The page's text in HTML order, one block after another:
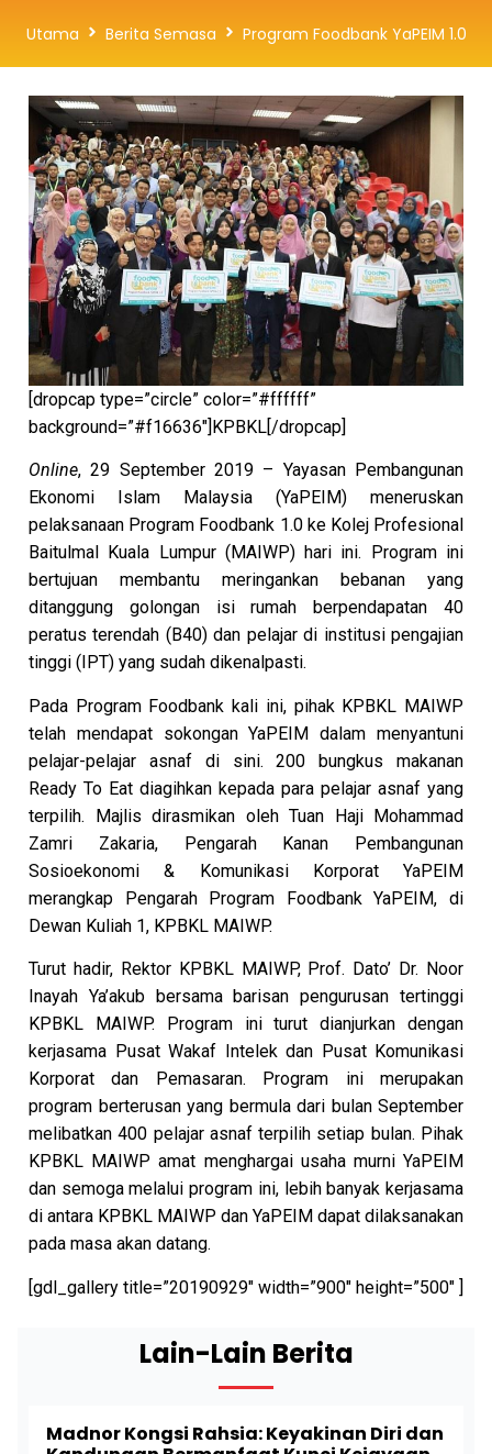
Utama Berita Semasa Program Foodbank YaPEIM 1.0
[dropcap type=”circle” color=”#ffffff”
background=”#f16636″]KPBKL[/dropcap]
Online, 29 September 2019 – Yayasan Pembangunan
Ekonomi Islam Malaysia (YaPEIM) meneruskan
pelaksanaan Program Foodbank 1.0 ke Kolej Profesional
Baitulmal Kuala Lumpur (MAIWP) hari ini. Program ini
bertujuan membantu meringankan bebanan yang
ditanggung golongan isi rumah berpendapatan 40
peratus terendah (B40) dan pelajar di institusi pengajian
tinggi (IPT) yang sudah dikenalpasti.
Pada Program Foodbank kali ini, pihak KPBKL MAIWP
telah mendapat sokongan YaPEIM dalam menyantuni
pelajar-pelajar asnaf di sini. 200 bungkus makanan
Ready To Eat diagihkan kepada para pelajar asnaf yang
terpilih. Majlis dirasmikan oleh Tuan Haji Mohammad
Zamri Zakaria, Pengarah Kanan Pembangunan
Sosioekonomi & Komunikasi Korporat YaPEIM
merangkap Pengarah Program Foodbank YaPEIM, di
Dewan Kuliah 1, KPBKL MAIWP.
Turut hadir, Rektor KPBKL MAIWP, Prof. Dato’ Dr. Noor
Inayah Ya’akub bersama barisan pengurusan tertinggi
KPBKL MAIWP. Program ini turut dianjurkan dengan
kerjasama Pusat Wakaf Intelek dan Pusat Komunikasi
Korporat dan Pemasaran. Program ini merupakan
program berterusan yang bermula dari bulan September
melibatkan 400 pelajar asnaf terpilih setiap bulan. Pihak
KPBKL MAIWP amat menghargai usaha murni YaPEIM
dan semoga melalui program ini, lebih banyak kerjasama
di antara KPBKL MAIWP dan YaPEIM dapat dilaksanakan
pada masa akan datang.
[gdl_gallery title=”20190929″ width=”900″ height=”500″ ]
Lain-Lain Berita
Madnor Kongsi Rahsia: Keyakinan Diri dan